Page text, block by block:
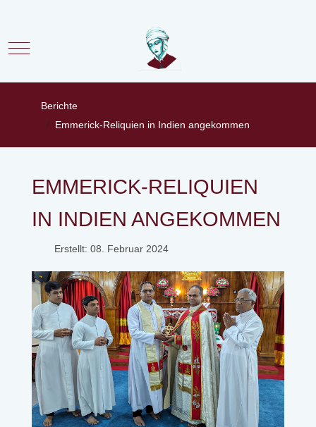
Mobile Menu Toggle
Berichte
Emmerick-Reliquien in Indien angekommen
EMMERICK-RELIQUIEN
IN INDIEN ANGEKOMMEN
Erstellt: 08. Februar 2024